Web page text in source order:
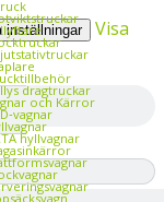
inställningar
Visa
dragtruckar
och Kärror
hyllvagnar